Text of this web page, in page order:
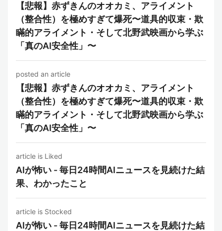
【悲報】赤ずきんのオオカミ、アライメント
（整合性）を極めすぎて爆死〜道具的収束・欺
瞞的アライメント・そして北野武映画から学ぶ
「真のAI安全性」〜
posted an article
【悲報】赤ずきんのオオカミ、アライメント
（整合性）を極めすぎて爆死〜道具的収束・欺
瞞的アライメント・そして北野武映画から学ぶ
「真のAI安全性」〜
article is Liked
AIが怖い - 毎日24時間AIニュースを見続けた結
果、わかったこと
article is Stocked
AIが怖い - 毎日24時間AIニュースを見続けた結